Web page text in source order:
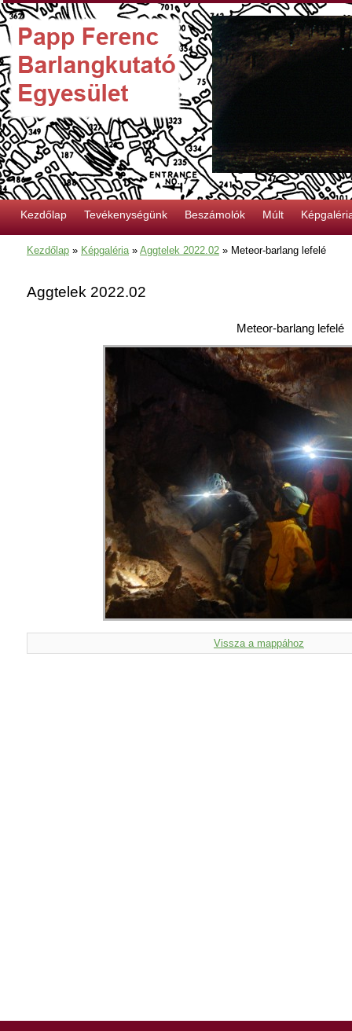
Kezdőlap Tevékenységünk Beszámolók Múlt
Kezdőlap » Képgaléria» Aggtelek 2022.02 » Meteor-barlang lefelé
Aggtelek 2022.02
Meteor-barlang lefelé
Vissza a mappához